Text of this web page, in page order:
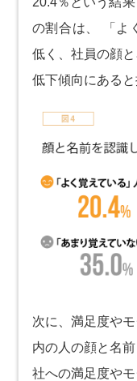
の割合は、 「よ
低く、社員の顔
低下傾向にあると
次に、満足度や
内の人の顔と名
社への満足度や